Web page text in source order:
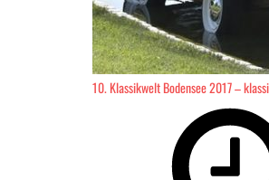
10. Klassikwelt Bodensee 2017 –